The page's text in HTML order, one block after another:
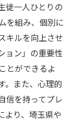
徒一人ひとりの
を組み、個別に
キルを向上させ
ョン」の重要性
とができるよ
。また、心理的
信を持ってプレ
より、埼玉県や